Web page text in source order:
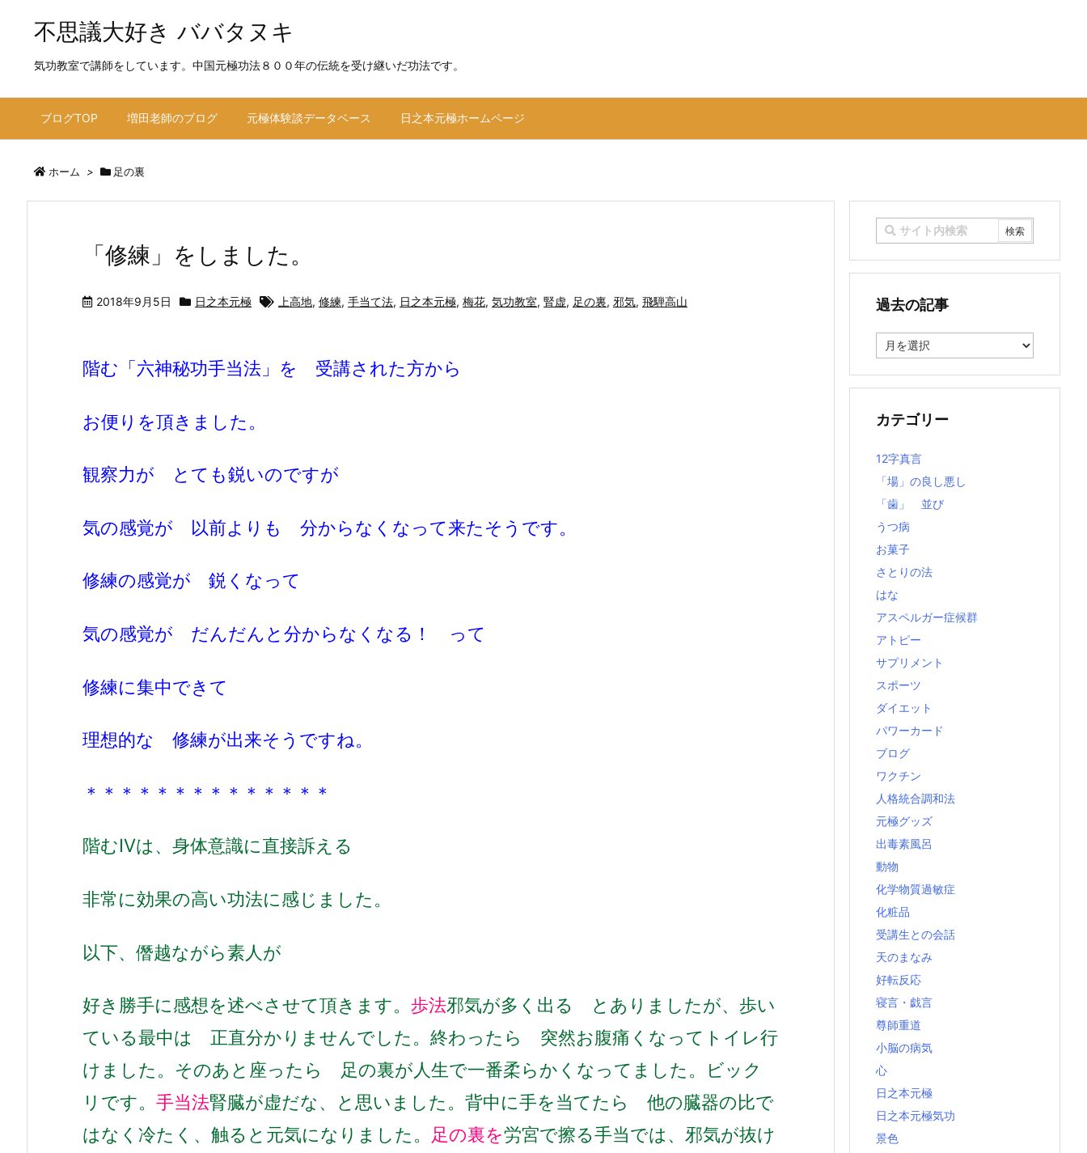
不思議大好き ババタヌキ
気功教室で講師をしています。中国元極功法８００年の伝統を受け継いだ功法です。
ブログTOP 増田老師のブログ 元極体験談データベース 日之本元極ホームページ
ホーム > 足の裏
「修練」をしました。
2018年9月5日 日之本元極 上高地, 修練, 手当て法, 日之本元極, 梅花, 気功教室, 腎虚, 足の裏, 邪気, 飛騨高山
階む「六神秘功手当法」を 受講された方から
お便りを頂きました。
観察力が とても鋭いのですが
気の感覚が 以前よりも 分からなくなって来たそうです。
修練の感覚が 鋭くなって
気の感覚が だんだんと分からなくなる！ って
修練に集中できて
理想的な 修練が出来そうですね。
＊＊＊＊＊＊＊＊＊＊＊＊＊＊
階むⅣは、 身体意識に直接訴える
非常に効果の高い功法に感じました。
以下、僭越ながら素人が
好き勝手に感想を述べさせて頂きます。 歩法邪気が多く出る とありましたが、 歩い
ている最中は 正直分かりませんでした。 終わったら 突然お腹痛くなってトイレ行
けました。 そのあと座ったら 足の裏が人生で一番柔らかくなってました。
ビック
リです。 手当法腎臓が虚だな、と思いました。 背中に手を当てたら 他の臓器の比で
はなく冷たく、 触ると元気になりました。 足の裏を労宮で擦る手当では、 邪気が抜け
過去の記事
去
記
カテゴリー
12字真言
「場」の良し悪し
「歯」 並び
うつ病
お菓子
さとりの法
はな
アスペルガー症候群
アトピー
サプリメント
スポーツ
ダイエット
パワーカード
ブログ
ワクチン
人格統合調和法
元極グッズ
出毒素風呂
動物
化学物質過敏症
化粧品
受講生との会話
天のまなみ
好転反応
寝言・戯言
尊師重道
小脳の病気
心
日之本元極
日之本元極気功
景色